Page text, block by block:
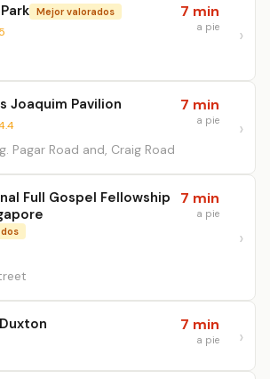
Mejor valorados 7 min
a pie
Joaquim Pavilion
Pagar Road and, Craig Road
7 min
a pie
Full Gospel Fellowship
7 min
a pie
7 min
a pie